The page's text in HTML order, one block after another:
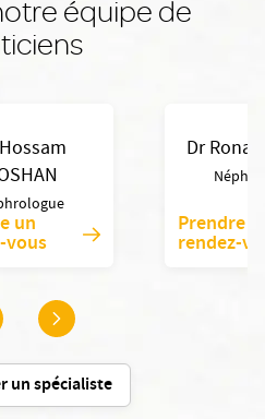
équipe de
un
vous
Dr
Prendre
rendez-
un spécialiste